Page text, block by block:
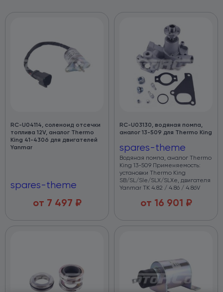
RC-U04114, соленоид отсечки
топлива 12V, аналог Thermo
King 41-4306 для двигателей
Yanmar
spares-theme
от 7 497 ₽
RC-U03130, водяная помпа,
аналог 13-509 для Thermo King
spares-theme
Водяная помпа, аналог Thermo
King 13-509 Применяемость:
установки Thermo King
SB/SL/Sle/SLX/SLXe, двигателя
Yanmar ТК 4.82 / 4.86 / 4.86V
от 16 901 ₽